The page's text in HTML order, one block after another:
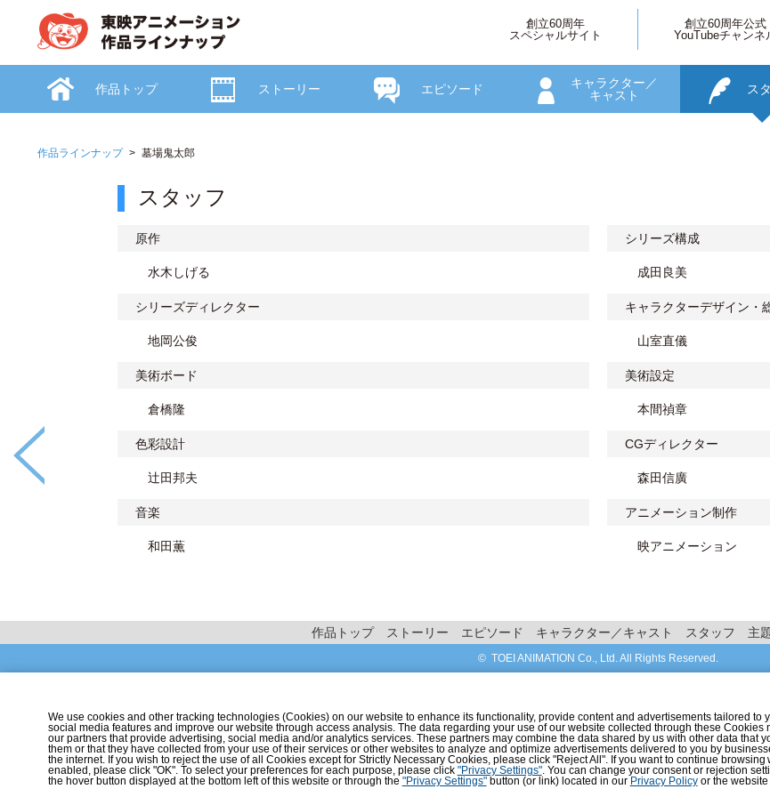
作品ラインナップ 墓場鬼太郎
スタッフ
原作
水木しげる
シリーズ構成
成田良美
シリーズディレクター
地岡公俊
キャラクターデザイン・
山室直儀
美術ボード
倉橋隆
美術設定
本間禎章
色彩設計
辻田邦夫
CGディレクター
森田信廣
音楽
和田薫
アニメーション制作
映アニメーション
創立60周年
スペシャルサイト
創立60周年公式
YouTubeチャンネ
ス
作品トップ ストーリー エピソード
キャラクター／
キャスト
作品トップ ストーリー エピソード キャラクター／キャスト スタッフ 主
© TOEI ANIMATION Co., Ltd. All Rights Reserved.
We use cookies and other tracking technologies (Cookies) on our website to enhance its functionality, provide content and advertisements tailored to
social media features and improve our website through access analysis. The data regarding your use of our website collected through these Cookies
our partners that provide advertising, social media and/or analytics services. These partners may combine the data shared by us with other data that
them or that they have collected from your use of their services or other websites to analyze and optimize advertisements delivered to you by
the internet. If you wish to reject the use of all Cookies except for Strictly Necessary Cookies, please click "Reject All". If you want to continue browsing
enabled, please click "OK". To select your preferences for each purpose, please click "Privacy Settings". You can change your consent or rejection
the hover button displayed at the bottom left of this website or through the "Privacy Settings"button (or link) located in our Privacy Policyor the website